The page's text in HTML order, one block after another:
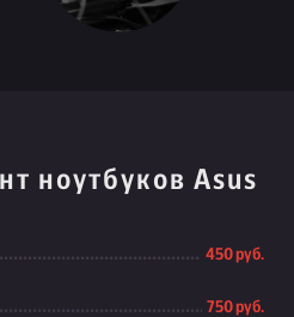
ноутбуков Asus
450 руб.
750 руб.